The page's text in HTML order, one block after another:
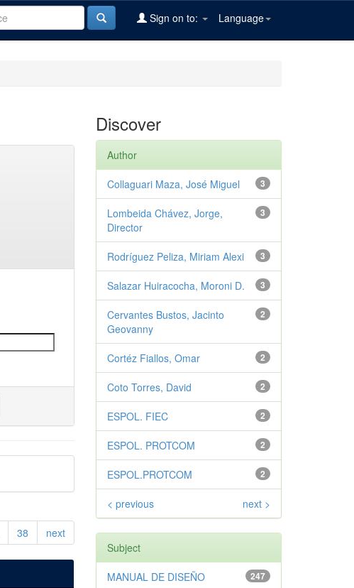
Language
Sign on to:
38 next
Discover
Author
3
Collaguari Maza, José Miguel
3
Lombeida Chávez, Jorge,
Director
3
Rodríguez Peliza, Miriam Alexi
3
Salazar Huiracocha, Moroni D.
2
Cervantes Bustos, Jacinto
Geovanny
2
Cortéz Fiallos, Omar
2
Coto Torres, David
2
ESPOL. FIEC
2
ESPOL. PROTCOM
2
ESPOL.PROTCOM
< previous next >
Subject
247
MANUAL DE DISEÑO